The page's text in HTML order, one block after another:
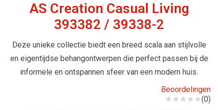
AS Creation Casual Living
393382 / 39338-2
Deze unieke collectie biedt een breed scala aan stijlvolle
en eigentijdse behangontwerpen die perfect passen bij de
informele en ontspannen sfeer van een modern huis.
Beoordelingen
(0)